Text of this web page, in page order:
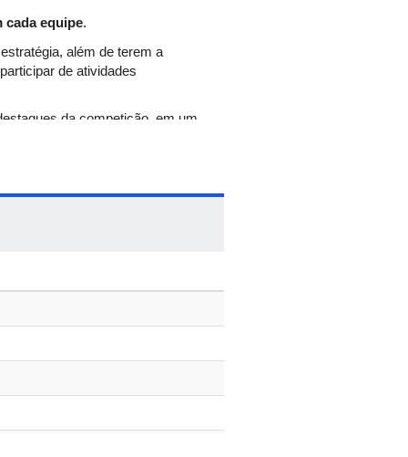
cada equipe.
além de terem a
de atividades
da competição, em um